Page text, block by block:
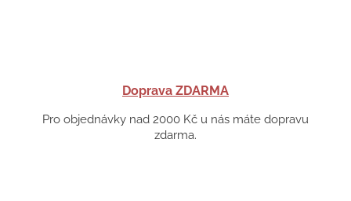
Doprava ZDARMA
Pro objednávky nad 2000 Kč u nás máte dopravu
zdarma.